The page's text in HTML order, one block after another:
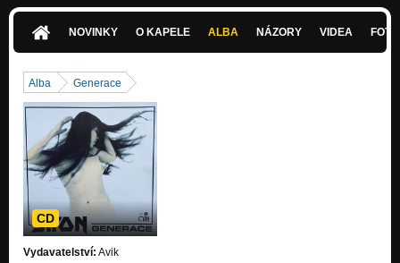
Makovičky (live 2019)
Sto hříchů (live 2019)
Nezařazeno
Bigbít sílu dává (live 2019)
Nezařazeno
Nejsi na kolenou (1986)
Nezařazeno
Bazar snů (1986)
Archivní
NOVINKY O KAPELE ALBA NÁZORY VIDEA
Alba Generace
CD
Vydavatelství: Avik